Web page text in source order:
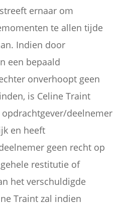
ernaar om
te allen tijde
Indien door
een bepaald
onverhoopt geen
is Celine Traint
deelnemer
en heeft
geen recht op
restitutie of
het verschuldigde
Traint zal indien